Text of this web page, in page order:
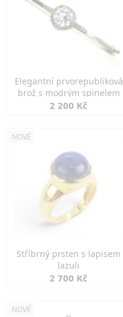
Elegantní prvorepubliková
brož s modrým spinelem
2 200 Kč
NOVÉ
Stříbrný prsten s lapisem
lazuli
2 700 Kč
NOVÉ